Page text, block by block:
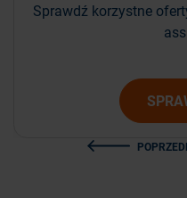
Sprawdź korzystne